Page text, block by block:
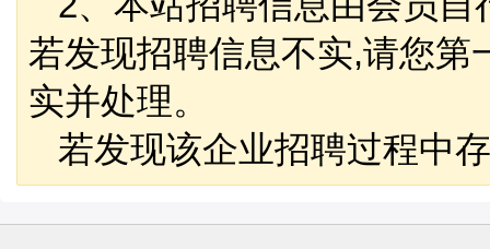
若发现招聘信息不实,请您第
实并处理。
若发现该企业招聘过程中